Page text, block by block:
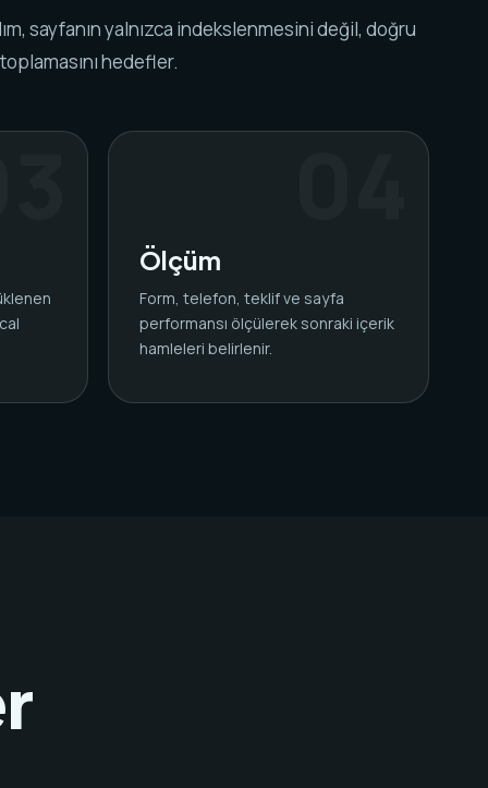
sayfanın yalnızca indekslenmesini değil, doğru
hedefler.
Ölçüm
Form, telefon, teklif ve sayfa
performansı ölçülerek sonraki içerik
hamleleri belirlenir.